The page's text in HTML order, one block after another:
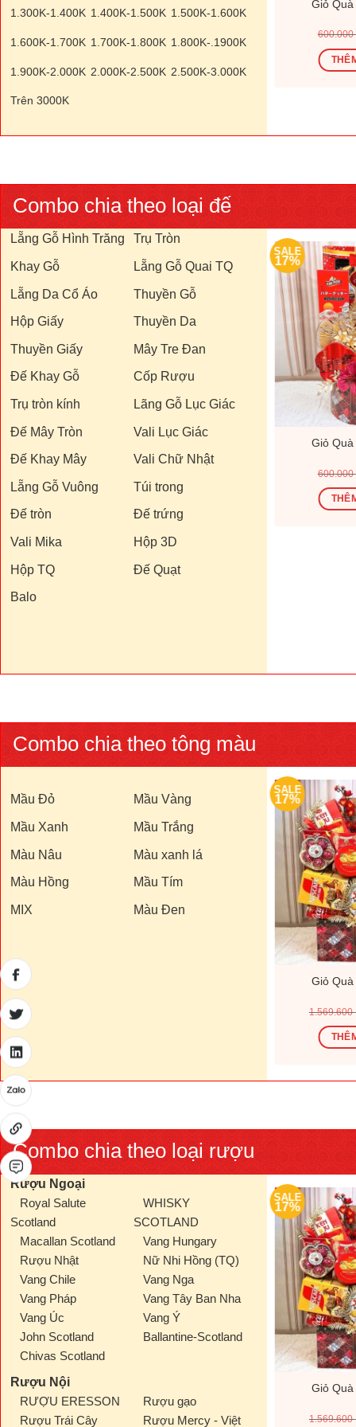
1.300K-1.400K 1.400K-1.500K 1.500K-1.600K
1.600K-1.700K 1.700K-1.800K 1.800K-.1900K
1.900K-2.000K 2.000K-2.500K 2.500K-3.000K
Trên 3000K
Giỏ
600.000
₫.
hiện
là:
370.000 ₫.
gốc
1.440.000 ₫.
hiện
là:
1.200.000 ₫.
Combo chia theo loại đế
Lẵng Gỗ Hình Trăng Trụ Tròn
Khay Gỗ Lẵng Gỗ Quai TQ
Lẵng Da Cổ Áo Thuyền Gỗ
Hộp Giấy Thuyền Da
Thuyền Giấy Mây Tre Đan
Đế Khay Gỗ Cốp Rượu
Trụ tròn kính Lãng Gỗ Lục Giác
Đế Mây Tròn Vali Lục Giác
Đế Khay Mây Vali Chữ Nhật
Lẵng Gỗ Vuông Túi trong
Đế tròn Đế trứng
Vali Mika Hộp 3D
Hộp TQ Đế Quạt
Balo
SALE
17%
Giỏ
600.000
hiện
tại
là:
370.000 ₫.
gốc
là:
1.440.000 ₫.
Combo chia theo tông màu
Mầu Đỏ Mầu Vàng
Mầu Xanh Mầu Trắng
Màu Nâu Màu xanh lá
Màu Hồng Mầu Tím
MIX Màu Đen
SALE
17%
Giỏ
1.569.600
₫.
₫Giá
hiện
tại
là:
770.000 ₫.
Combo chia theo loại rượu
Rượu Ngoại
Royal Salute
Scotland
WHISKY
SCOTLAND
Macallan Scotland
Vang Hungary
Rượu Nhật
Nữ Nhi Hồng (TQ)
Vang Chile
Vang Nga
Vang Pháp
Vang Tây Ban Nha
Vang Úc
Vang Ý
John Scotland
Ballantine-Scotland
Chivas Scotland
Rượu Nội
RƯỢU ERESSON
Rượu gạo
Rượu Trái Cây
Rượu Mercy - Việt
SALE
17%
Giỏ
1.569.600
Giá
SALE
17%
1.200.000 ₫ Giá
1.000.000 ₫Giá